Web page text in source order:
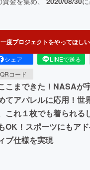
度プロジェクトをやってほしい
シェア LINEで送る
QRコード
こまできた！NASAが
てアパレルに応用！世
これ１枚でも着られる
OK！スポーツにもア
ブ仕様を実現